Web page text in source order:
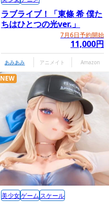
ラブライブ！「東條 希 僕た
ちはひとつの光ver.」
7月6日予約開始
11,000円
あみあみ アニメイト Amazon
NEW
美少女ゲーム スケール